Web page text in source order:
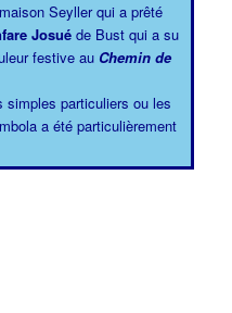
Seyller qui a prêté
Josué de Bust qui a su
festive au Chemin de
particuliers ou les
a été particulièrement